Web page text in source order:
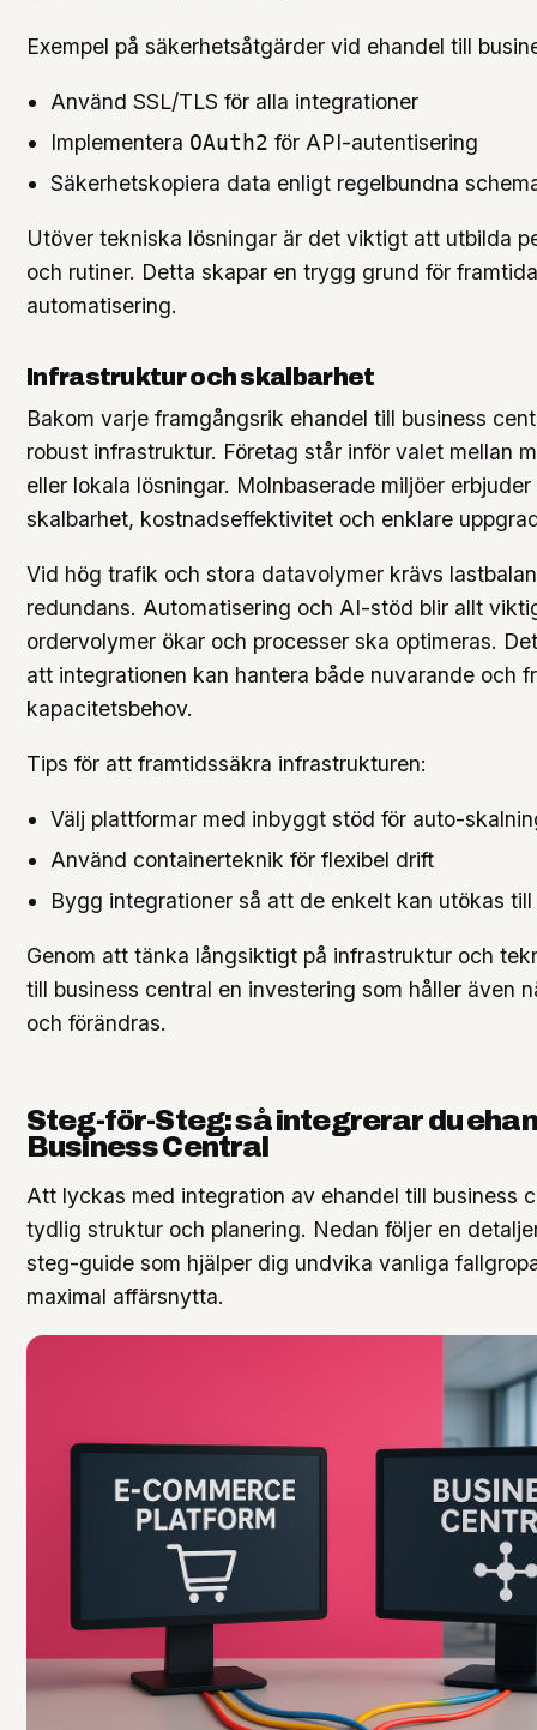
Exempel på säkerhetsåtgärder vid ehandel till
Använd SSL/TLS för alla integrationer
Implementera OAuth2 för API-autentisering
Säkerhetskopiera data enligt regelbundna
Utöver tekniska lösningar är det viktigt att utbilda
och rutiner. Detta skapar en trygg grund för
automatisering.
Infrastruktur och skalbarhet
Bakom varje framgångsrik ehandel till business
robust infrastruktur. Företag står inför valet mellan
eller lokala lösningar. Molnbaserade miljöer
skalbarhet, kostnadseffektivitet och enklare
Vid hög trafik och stora datavolymer krävs
redundans. Automatisering och AI-stöd blir allt
ordervolymer ökar och processer ska optimeras.
att integrationen kan hantera både nuvarande och
kapacitetsbehov.
Tips för att framtidssäkra infrastrukturen:
Välj plattformar med inbyggt stöd för auto-
Använd containerteknik för flexibel drift
Bygg integrationer så att de enkelt kan utökas
Genom att tänka långsiktigt på infrastruktur och
till business central en investering som håller även
och förändras.
Steg-för-Steg: så integrerar du
Business Central
Att lyckas med integration av ehandel till business
tydlig struktur och planering. Nedan följer en
steg-guide som hjälper dig undvika vanliga
maximal affärsnytta.